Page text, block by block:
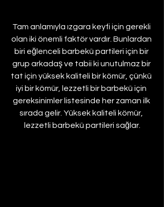
Tam anlamıyla ızgara keyfi için gerekli
olan iki önemli faktör vardır. Bunlardan
biri eğlenceli barbekü partileri için bir
grup arkadaş ve tabii ki unutulmaz bir
tat için yüksek kaliteli bir kömür, çünkü
iyi bir kömür, lezzetli bir barbekü için
gereksinimler listesinde her zaman ilk
sırada gelir. Yüksek kaliteli kömür,
lezzetli barbekü partileri sağlar.